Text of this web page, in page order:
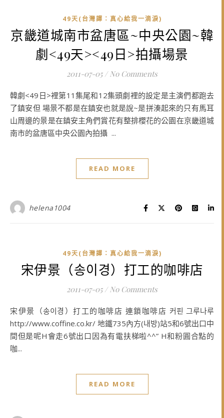
49天(台灣譯：真心給我一滴淚)
京畿道城南市盆唐區~中央公園~韓
劇<49天><49日>拍攝場景
2011-07-05 / No Comments
韓劇<49日>裡第11集尾和12集頭劇裡的設定是主演們都跑去
了鎮安但 場景不都是在鎮安也就是說~是拼湊起來的只有馬耳
山周邊的景是在鎮安主角們賞花有整排櫻花的公園在京畿道城
南市的盆唐區中央公園內拍攝 ...
READ MORE
helena1004
49天(台灣譯：真心給我一滴淚)
宋伊景（송이경）打工的咖啡店
2011-07-05 / No Comments
宋伊景（송이경）打工的咖啡店 連鎖咖啡店 커핀 그루나루
http://www.coffine.co.kr/ 地鐵735內方(내방)站5和6號出口中
間但是呢H會走6號出口因為有電扶梯啦^^” H和粉圓合點的
咖...
READ MORE